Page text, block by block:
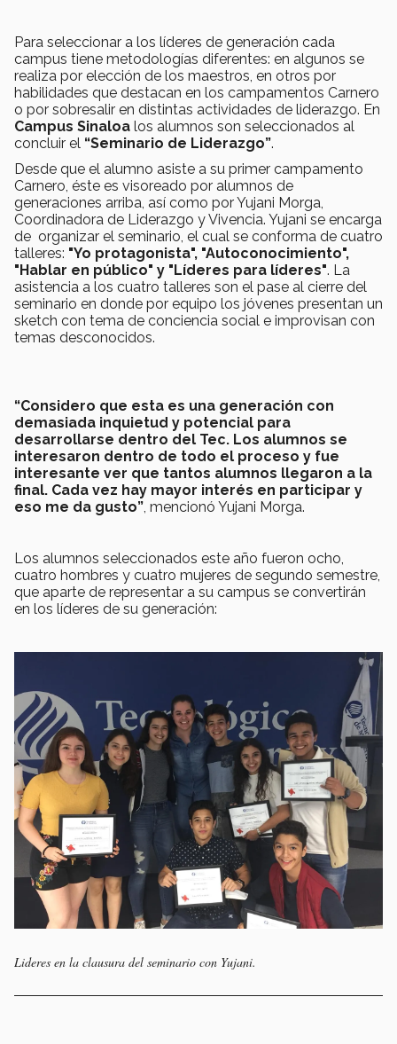
Para seleccionar a los líderes de generación cada
campus tiene metodologías diferentes: en algunos se
realiza por elección de los maestros, en otros por
habilidades que destacan en los campamentos Carnero
o por sobresalir en distintas actividades de liderazgo. En
Campus Sinaloa los alumnos son seleccionados al
concluir el “Seminario de Liderazgo”.
Desde que el alumno asiste a su primer campamento
Carnero, éste es visoreado por alumnos de
generaciones arriba, así como por Yujani Morga,
Coordinadora de Liderazgo y Vivencia. Yujani se encarga
de organizar el seminario, el cual se conforma de cuatro
talleres: "Yo protagonista", "Autoconocimiento",
"Hablar en público" y "Líderes para líderes". La
asistencia a los cuatro talleres son el pase al cierre del
seminario en donde por equipo los jóvenes presentan un
sketch con tema de conciencia social e improvisan con
temas desconocidos.
“Considero que esta es una generación con
demasiada inquietud y potencial para
desarrollarse dentro del Tec. Los alumnos se
interesaron dentro de todo el proceso y fue
interesante ver que tantos alumnos llegaron a la
final. Cada vez hay mayor interés en participar y
eso me da gusto” , mencionó Yujani Morga.
Los alumnos seleccionados este año fueron ocho,
cuatro hombres y cuatro mujeres de segundo semestre,
que aparte de representar a su campus se convertirán
en los líderes de su generación:
Lideres en la clausura del seminario con Yujani.